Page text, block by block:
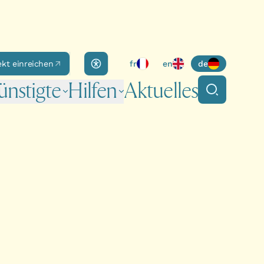
Hilfen Aktuelles Suche
einreichen Accessibility panel
fr en de